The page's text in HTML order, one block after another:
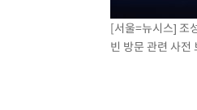
"美간섭에 합의 지
[속보]산업장관 "李
[서울=뉴시스] 조
빈 방문 관련 사